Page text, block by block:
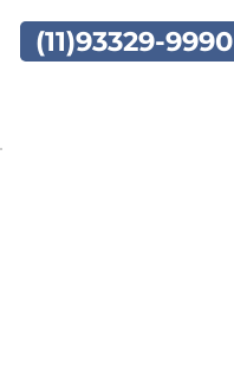
(11)93329-9990